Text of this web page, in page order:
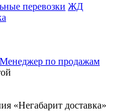
перевозки ЖД
Менеджер по продажам
«Негабарит доставка»